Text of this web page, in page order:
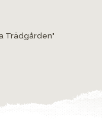
Trädgården"